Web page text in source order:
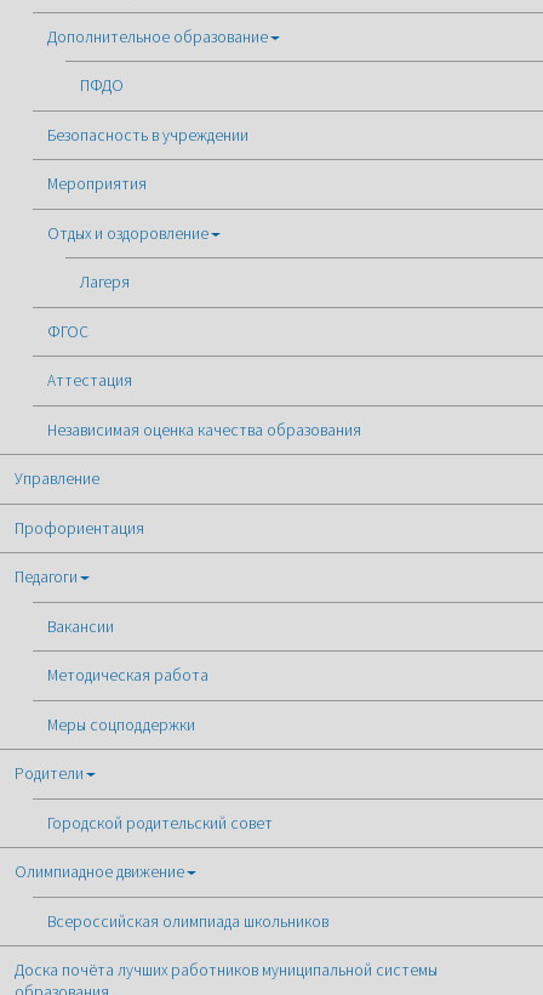
Дополнительное образование
ПФДО
Безопасность в учреждении
Мероприятия
Отдых и оздоровление
Лагеря
ФГОС
Аттестация
Независимая оценка качества образования
Управление
Профориентация
Педагоги
Вакансии
Методическая работа
Меры соцподдержки
Родители
Городской родительский совет
Олимпиадное движение
Всероссийская олимпиада школьников
Доска почёта лучших работников муниципальной системы